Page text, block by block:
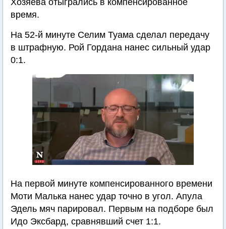
Хозяева отыгрались в компенсированное
время.
На 52-й минуте Селим Туама сделал передачу
в штрафную. Рой Гордана нанес сильный удар
0:1.
На первой минуте компенсированного времени
Моти Малька нанес удар точно в угол. Апула
Эдель мяч парировал. Первым на подборе был
Идо Эксбард, сравнявший счет 1:1.